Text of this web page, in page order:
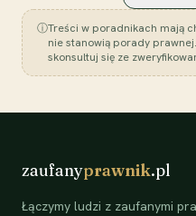
ⓘTreści w poradnikach mają
nie stanowią porady
skonsultuj się ze
zaufanyprawnik.pl
Łączymy ludzi z zaufanymi